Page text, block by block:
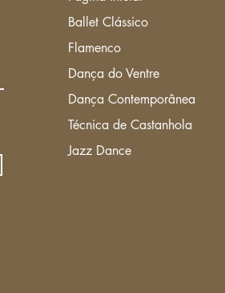
Ballet Clássico
Flamenco
Dança do Ventre
Dança Contemporânea
Técnica de Castanhola
Jazz Dance